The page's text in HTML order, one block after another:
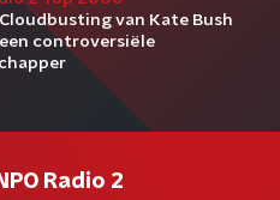
van Kate Bush
controversiële
Radio 2